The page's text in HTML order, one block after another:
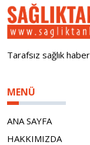
Tarafsız sağlık
MENÜ
ANA SAYFA
HAKKIMIZDA